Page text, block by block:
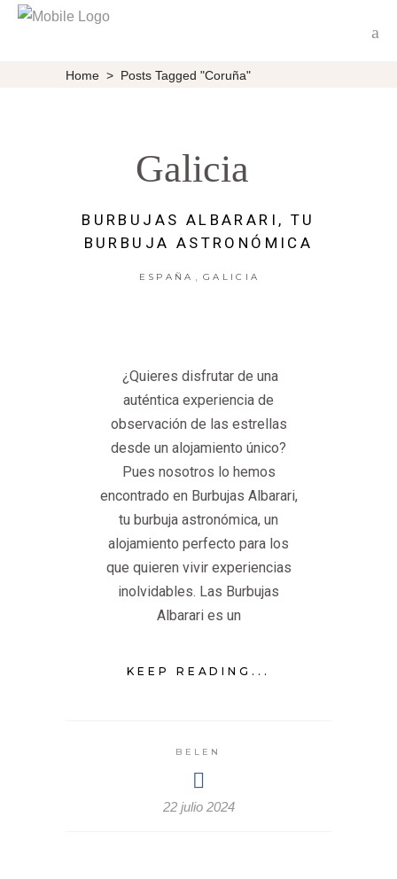
Home > Posts Tagged "coruña"
Galicia
BURBUJAS ALBARARI, TU
BURBUJA ASTRONÓMICA
ESPAÑA , GALICIA
¿Quieres disfrutar de una
auténtica experiencia de
observación de las estrellas
desde un alojamiento único?
Pues nosotros lo hemos
encontrado en Burbujas Albarari,
tu burbuja astronómica, un
alojamiento perfecto para los
que quieren vivir experiencias
inolvidables. Las Burbujas
Albarari es un
KEEP READING...
BELEN
22 julio 2024